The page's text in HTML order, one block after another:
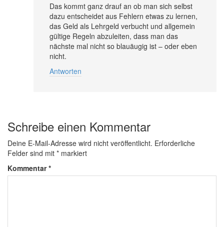
Das kommt ganz drauf an ob man sich selbst
dazu entscheidet aus Fehlern etwas zu lernen,
das Geld als Lehrgeld verbucht und allgemein
gültige Regeln abzuleiten, dass man das
nächste mal nicht so blauäugig ist – oder eben
nicht.
Antworten
Schreibe einen Kommentar
Deine E-Mail-Adresse wird nicht veröffentlicht. Erforderliche
Felder sind mit * markiert
Kommentar*